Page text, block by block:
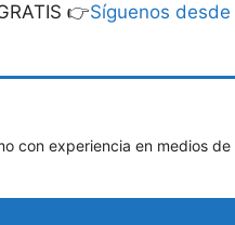
👉Síguenos
con experiencia en medios